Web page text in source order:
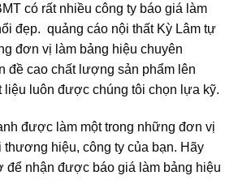
có rất nhiều công ty báo giá làm
đẹp. quảng cáo nội thất Kỳ Lâm tự
đơn vị làm bảng hiệu chuyên
đề cao chất lượng sản phẩm lên
liệu luôn được chúng tôi chọn lựa kỹ.
được làm một trong những đơn vị
hiệu, công ty của bạn. Hãy
để nhận được báo giá làm bảng hiệu